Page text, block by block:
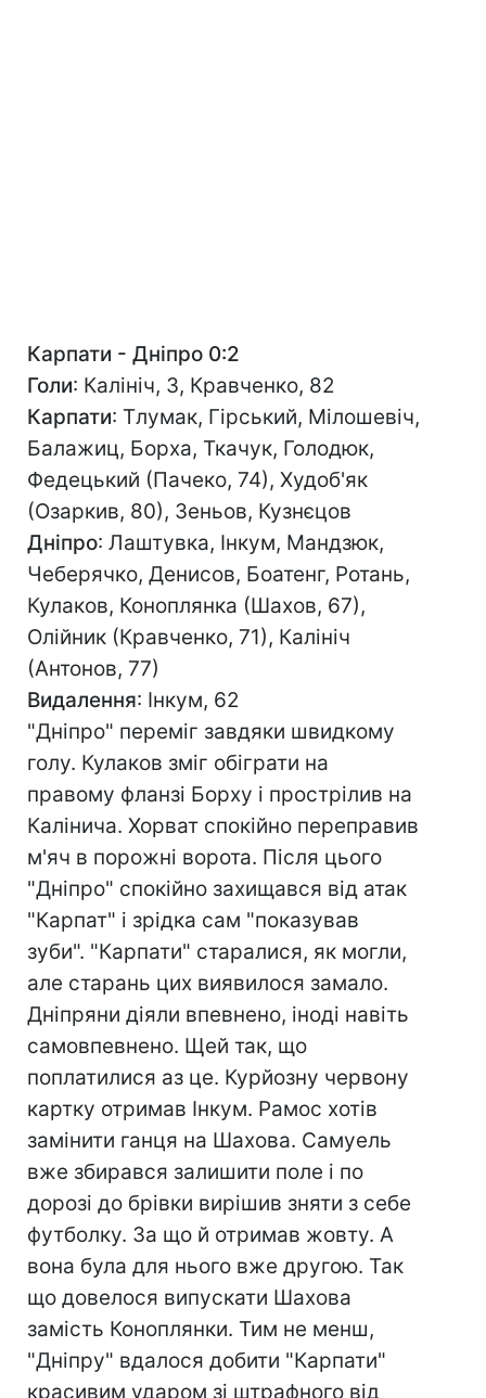
Карпати - Дніпро 0:2
Голи: Калініч, 3, Кравченко, 82
Карпати: Тлумак, Гірський, Мілошевіч,
Балажиц, Борха, Ткачук, Голодюк,
Федецький (Пачеко, 74), Худоб'як
(Озаркив, 80), Зеньов, Кузнєцов
Дніпро: Лаштувка, Інкум, Мандзюк,
Чеберячко, Денисов, Боатенг, Ротань,
Кулаков, Коноплянка (Шахов, 67),
Олійник (Кравченко, 71), Калініч
(Антонов, 77)
Видалення: Інкум, 62
"Дніпро" переміг завдяки швидкому
голу. Кулаков зміг обіграти на
правому фланзі Борху і прострілив на
Калінича. Хорват спокійно переправив
м'яч в порожні ворота. Після цього
"Дніпро" спокійно захищався від атак
"Карпат" і зрідка сам "показував
зуби". "Карпати" старалися, як могли,
але старань цих виявилося замало.
Дніпряни діяли впевнено, іноді навіть
самовпевнено. Щей так, що
поплатилися аз це. Курйозну червону
картку отримав Інкум. Рамос хотів
замінити ганця на Шахова. Самуель
вже збирався залишити поле і по
дорозі до брівки вирішив зняти з себе
футболку. За що й отримав жовту. А
вона була для нього вже другою. Так
що довелося випускати Шахова
замість Коноплянки. Тим не менш,
"Дніпру" вдалося добити "Карпати"
красивим ударом зі штрафного від